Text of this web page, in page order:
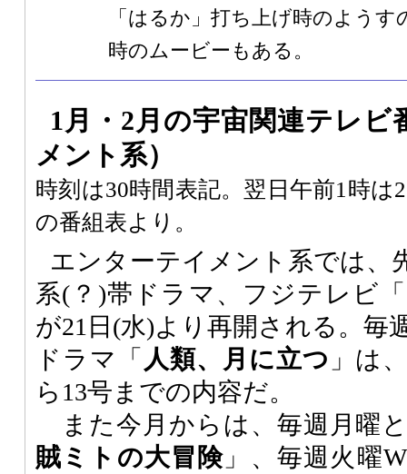
「はるか」打ち上げ時のよう
時のムービーもある。
1月・2月の宇宙関連テレビ
メント系）
時刻は30時間表記。翌日午前1時は
の番組表より。
エンターテイメント系では、
系(？)帯ドラマ、フジテレビ「
が21日(水)より再開される。毎
ドラマ「 人類、月に立つ 」は
ら13号までの内容だ。
また今月からは、毎週月曜
賊ミトの大冒険 」、毎週火曜